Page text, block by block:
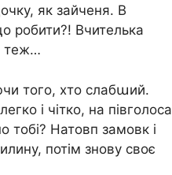
як зайченя. В
робити?! Вчителька
теж…
того, хто слабաий.
і чітко, на півголоса
Натовп замовк і
потім знову своє